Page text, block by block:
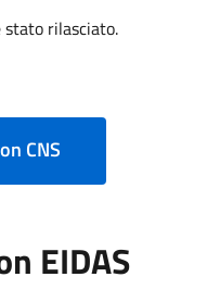
stato rilasciato.
CNS
EIDAS